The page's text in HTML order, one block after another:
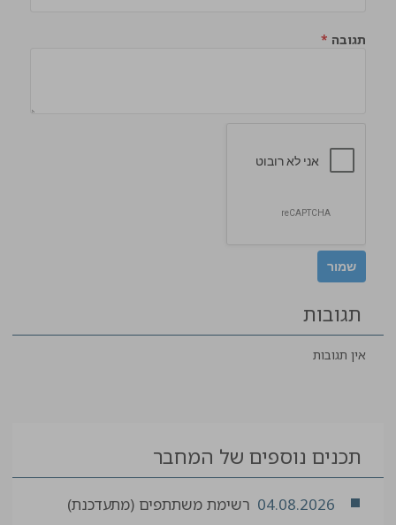
תגובה *
תגובות
אין תגובות
תכנים נוספים של המחבר
04.08.2026 רשימת משתתפים (מתעדכנת)